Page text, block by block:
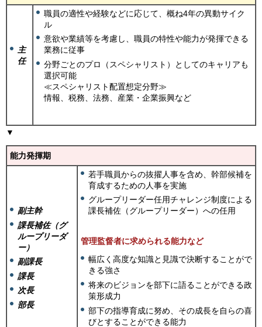
主
任
職員の適性や経験などに応じて、概ね4年の異動サイク
ル
意欲や業績等を考慮し、職員の特性や能力が発揮できる
業務に従事
分野ごとのプロ（スペシャリスト）としてのキャリアも
選択可能
≪スペシャリスト配置想定分野≫
情報、税務、法務、産業・企業振興など
▼
能力発揮期
副主幹
課長補佐（グ
ループリーダ
ー）
副課長
課長
次長
部長
若手職員からの抜擢人事を含め、幹部候補を
育成するための人事を実施
グループリーダー任用チャレンジ制度による
課長補佐（グループリーダー）への任用
管理監督者に求められる能力など
幅広く高度な知識と見識で決断することがで
きる強さ
将来のビジョンを部下に語ることができる政
策形成力
部下の指導育成に努め、その成長を自らの喜
びとすることができる能力